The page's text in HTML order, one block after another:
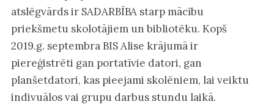
atslēgvārds ir SADARBĪBA starp mācību
priekšmetu skolotājiem un bibliotēku. Kopš
2019.g. septembra BIS Alise krājumā ir
piereģistrēti gan portatīvie datori, gan
planšetdatori, kas pieejami skolēniem, lai veiktu
indivuālos vai grupu darbus stundu laikā.